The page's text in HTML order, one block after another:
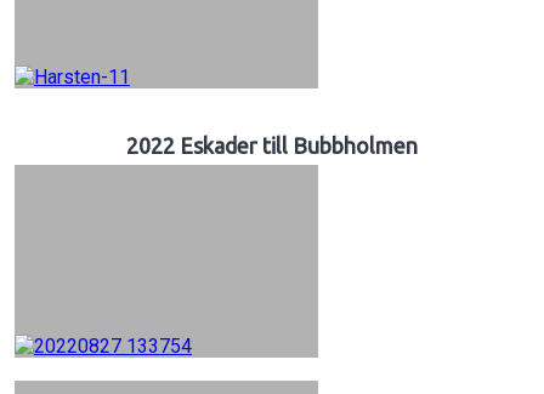
2022 Eskader till Bubbholmen